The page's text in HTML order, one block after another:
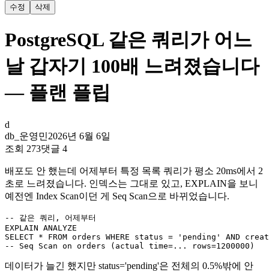
수정
삭제
PostgreSQL 같은 쿼리가 어느
날 갑자기 100배 느려졌습니다
— 플랜 플립
d
db_운영민2026년 6월 6일
조회 273댓글 4
배포도 안 했는데 어제부터 특정 목록 쿼리가 평소 20ms에서 2
초로 느려졌습니다. 인덱스는 그대로 있고, EXPLAIN을 보니
예전엔 Index Scan이던 게 Seq Scan으로 바뀌었습니다.
-- 같은 쿼리, 어제부터
EXPLAIN ANALYZE
SELECT * FROM orders WHERE status = 'pending' AND
-- Seq Scan on orders (actual time=... rows=1200000)
데이터가 늘긴 했지만 status='pending'은 전체의 0.5%밖에 안